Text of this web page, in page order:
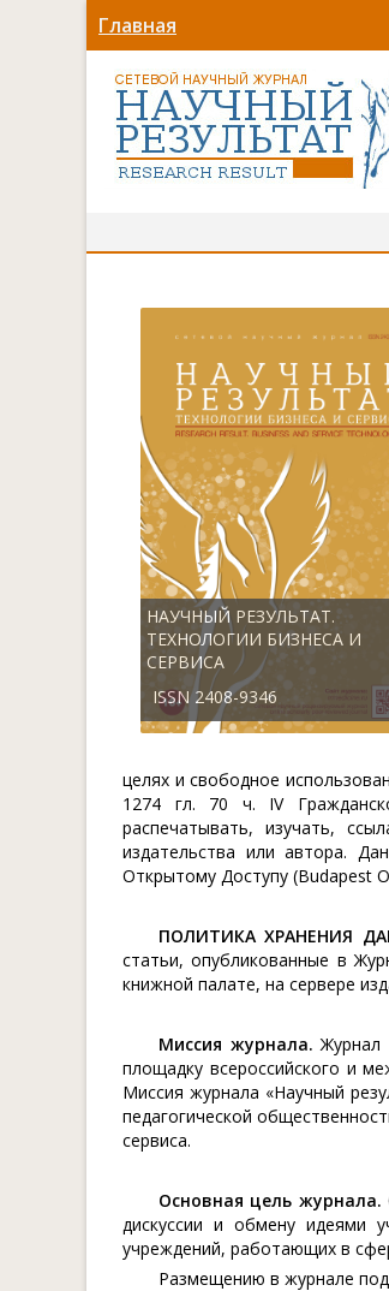
Главная
НАУЧНЫЙ РЕЗУЛЬТАТ.
ТЕХНОЛОГИИ БИЗНЕСА И
СЕРВИСА
ISSN 2408-9346
целях и свободное
1274 гл. 70 ч. IV
распечатывать, изучать,
издательства или автора.
Открытому Доступу (Budapest
ПОЛИТИКА ХРАНЕНИЯ
статьи, опубликованные в
книжной палате, на сервере
Миссия журнала.Журнал
площадку всероссийского и
Миссия журнала «Научный
педагогической
сервиса.
Основная цель журнала.
дискуссии и обмену идеями
учреждений, работающих в
Размещению в журнале